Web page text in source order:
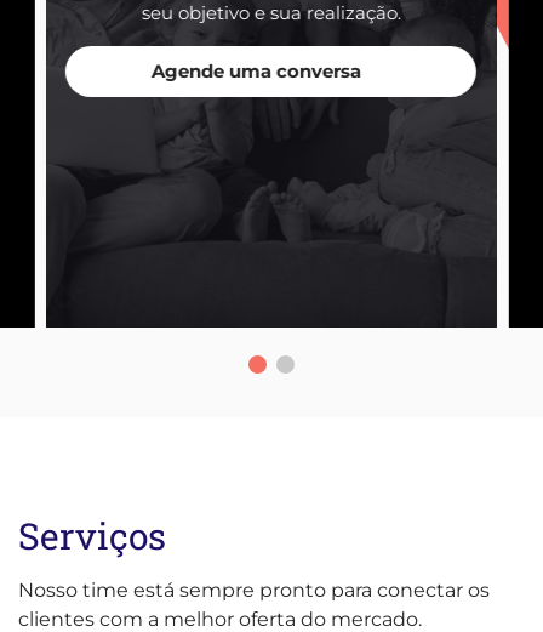
seu objetivo e sua realização.
Agende uma conversa
Serviços
Nosso time está sempre pronto para conectar os
clientes com a melhor oferta do mercado.